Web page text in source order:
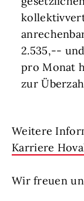
2.535,--
pro Monat
zur
Weitere
Karriere
Wir freuen